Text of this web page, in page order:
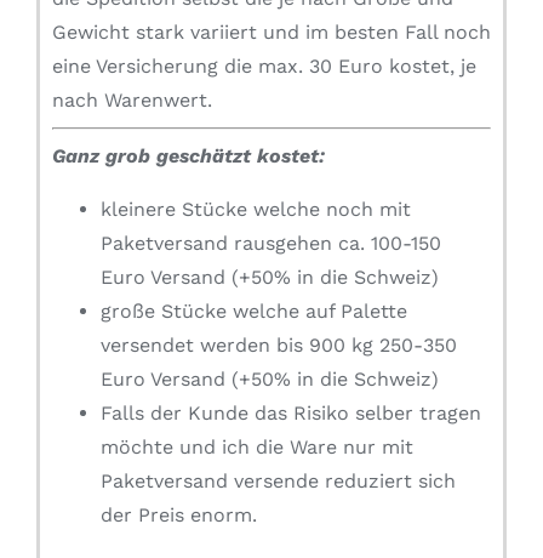
Gewicht stark variiert und im besten Fall noch
eine Versicherung die max. 30 Euro kostet, je
nach Warenwert.
Ganz grob geschätzt kostet:
kleinere Stücke welche noch mit
Paketversand rausgehen ca. 100-150
Euro Versand (+50% in die Schweiz)
große Stücke welche auf Palette
versendet werden bis 900 kg 250-350
Euro Versand (+50% in die Schweiz)
Falls der Kunde das Risiko selber tragen
möchte und ich die Ware nur mit
Paketversand versende reduziert sich
der Preis enorm.